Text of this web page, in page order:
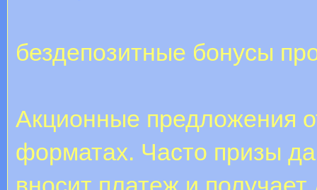
бездепозитные бонусы
Акционные предложения
форматах. Часто призы